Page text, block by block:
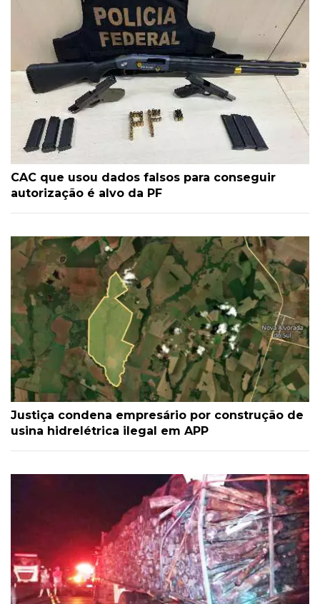
CAC que usou dados falsos para conseguir
autorização é alvo da PF
Justiça condena empresário por construção de
usina hidrelétrica ilegal em APP